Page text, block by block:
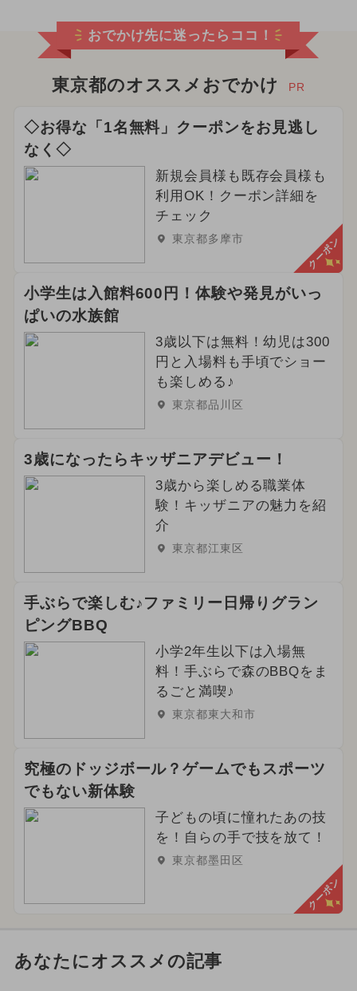
おでかけ先に迷ったらココ！
東京都のオススメおでかけ PR
◇お得な「1名無料」クーポンをお見逃し
なく◇
新規会員様も既存会員様も
利用OK！クーポン詳細を
チェック
東京都多摩市 クーポン
小学生は入館料600円！体験や発見がいっ
ぱいの水族館
3歳以下は無料！幼児は300
円と入場料も手頃でショー
も楽しめる♪
東京都品川区
3歳になったらキッザニアデビュー！
3歳から楽しめる職業体
験！キッザニアの魅力を紹
介
東京都江東区
手ぶらで楽しむ♪ファミリー日帰りグラン
ピングBBQ
小学2年生以下は入場無
料！手ぶらで森のBBQをま
るごと満喫♪
東京都東大和市
究極のドッジボール？ゲームでもスポーツ
でもない新体験
子どもの頃に憧れたあの技
を！自らの手で技を放て！
東京都墨田区
クーポン
あなたにオススメの記事